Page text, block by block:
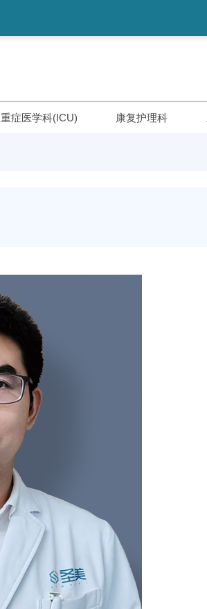
重症医学科(ICU) 康复护理科